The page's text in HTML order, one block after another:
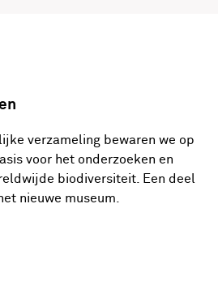
verzameling bewaren we op
voor het onderzoeken en
biodiversiteit. Een deel
nieuwe museum.